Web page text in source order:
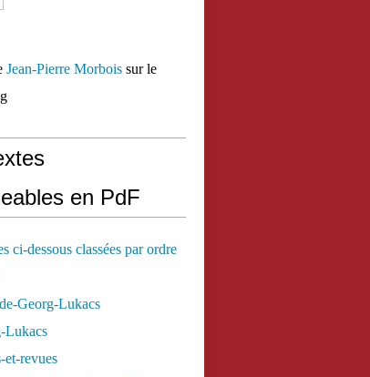
Jean-Pierre Morbois sur le
en PdF
ci-dessous classées par ordre
Georg-Lukacs
Lukacs
revues